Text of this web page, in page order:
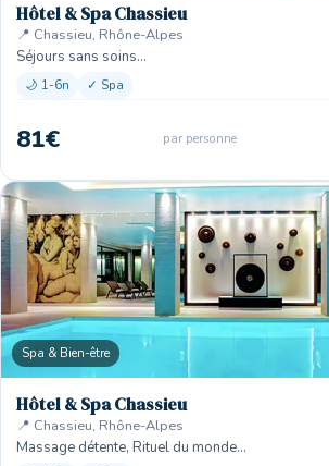
Hôtel & Spa Chassieu
📍 Chassieu, Rhône-Alpes
Séjours sans soins…
🌙 1-6n ✓ Spa
81€ par personne
Spa & Bien-être
Hôtel & Spa Chassieu
📍 Chassieu, Rhône-Alpes
Massage détente, Rituel du monde…